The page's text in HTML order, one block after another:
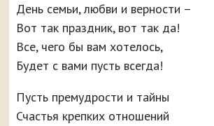
День семьи, любви и верности –
Вот так праздник, вот так да!
Все, чего бы вам хотелось,
Будет с вами пусть всегда!
Пусть премудрости и тайны
Счастья крепких отношений